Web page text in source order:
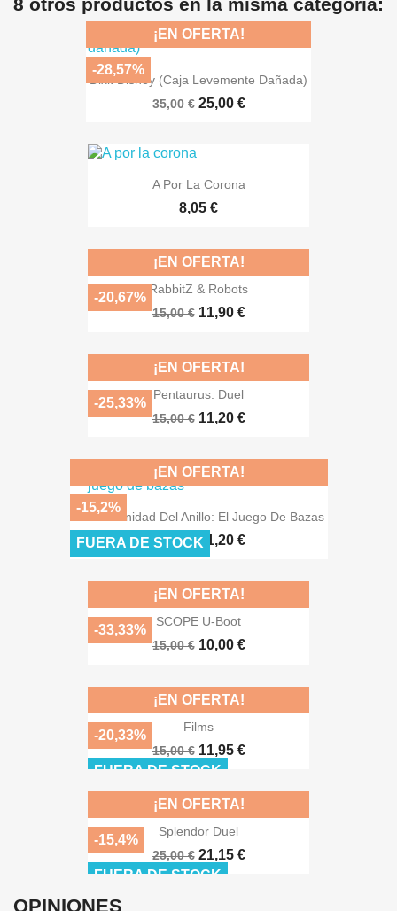
8 otros productos en la misma categoría:
Dixit Disney (caja Levemente Dañada)
35,00 € 25,00 €
¡EN OFERTA!
-28,57%
A Por La Corona
8,05 €
RabbitZ & Robots
15,00 € 11,90 €
¡EN OFERTA!
-20,67%
Pentaurus: Duel
15,00 € 11,20 €
¡EN OFERTA!
-25,33%
La Comunidad Del Anillo: El Juego De Bazas
25,00 € 21,20 €
¡EN OFERTA!
-15,2%
FUERA DE STOCK
SCOPE U-Boot
15,00 € 10,00 €
¡EN OFERTA!
-33,33%
Films
15,00 € 11,95 €
¡EN OFERTA!
-20,33%
FUERA DE STOCK
Splendor Duel
25,00 € 21,15 €
¡EN OFERTA!
-15,4%
FUERA DE STOCK
OPINIONES